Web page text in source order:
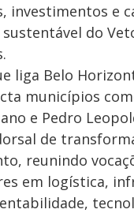
investimentos e
do
liga Belo
municípios
e Pedro
de
reunindo
em logística,